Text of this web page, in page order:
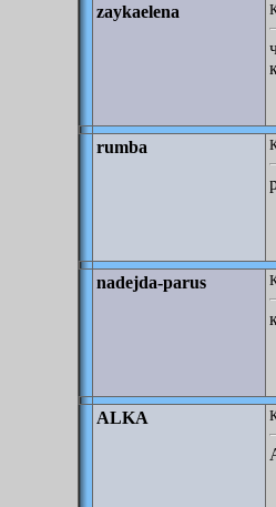
zaykaelena
rumba
nadejda-parus
ALKA